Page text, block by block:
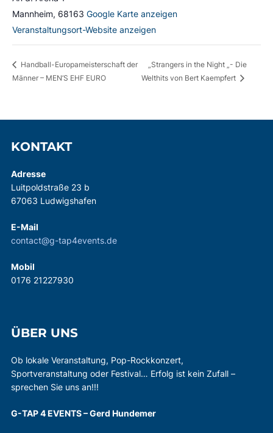
Mannheim, 68163 Google Karte anzeigen
Veranstaltungsort-Website anzeigen
Handball-Europameisterschaft der
Männer – MEN’S EHF EURO
„Strangers in the Night „- Die
Welthits von Bert Kaempfert
KONTAKT
Adresse
Luitpoldstraße 23 b
67063 Ludwigshafen
E-Mail
contact@g-tap4events.de
Mobil
0176 21227930
ÜBER UNS
Ob lokale Veranstaltung, Pop-Rockkonzert,
Sportveranstaltung oder Festival… Erfolg ist kein Zufall –
sprechen Sie uns an!!!
G-TAP 4 EVENTS – Gerd Hundemer